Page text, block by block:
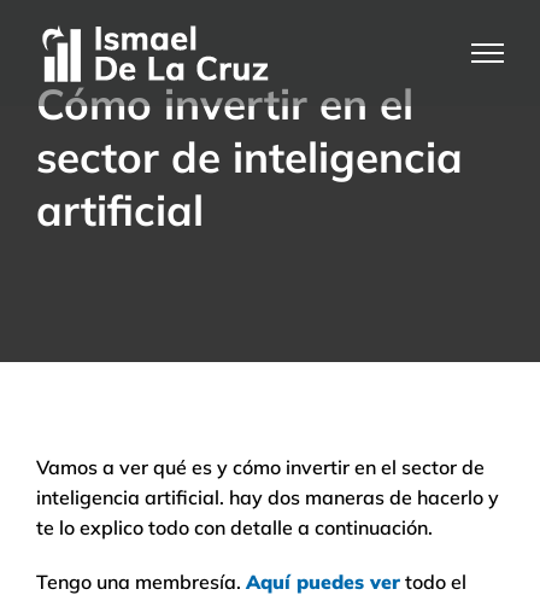
Cómo invertir en el
sector de inteligencia
artificial
Vamos a ver qué es y cómo invertir en el sector de
inteligencia artificial. hay dos maneras de hacerlo y
te lo explico todo con detalle a continuación.
Tengo una membresía.Aquí puedes ver todo el